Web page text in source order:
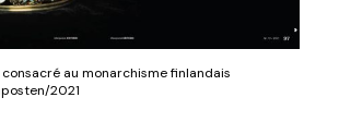
au monarchisme finlandais
2021